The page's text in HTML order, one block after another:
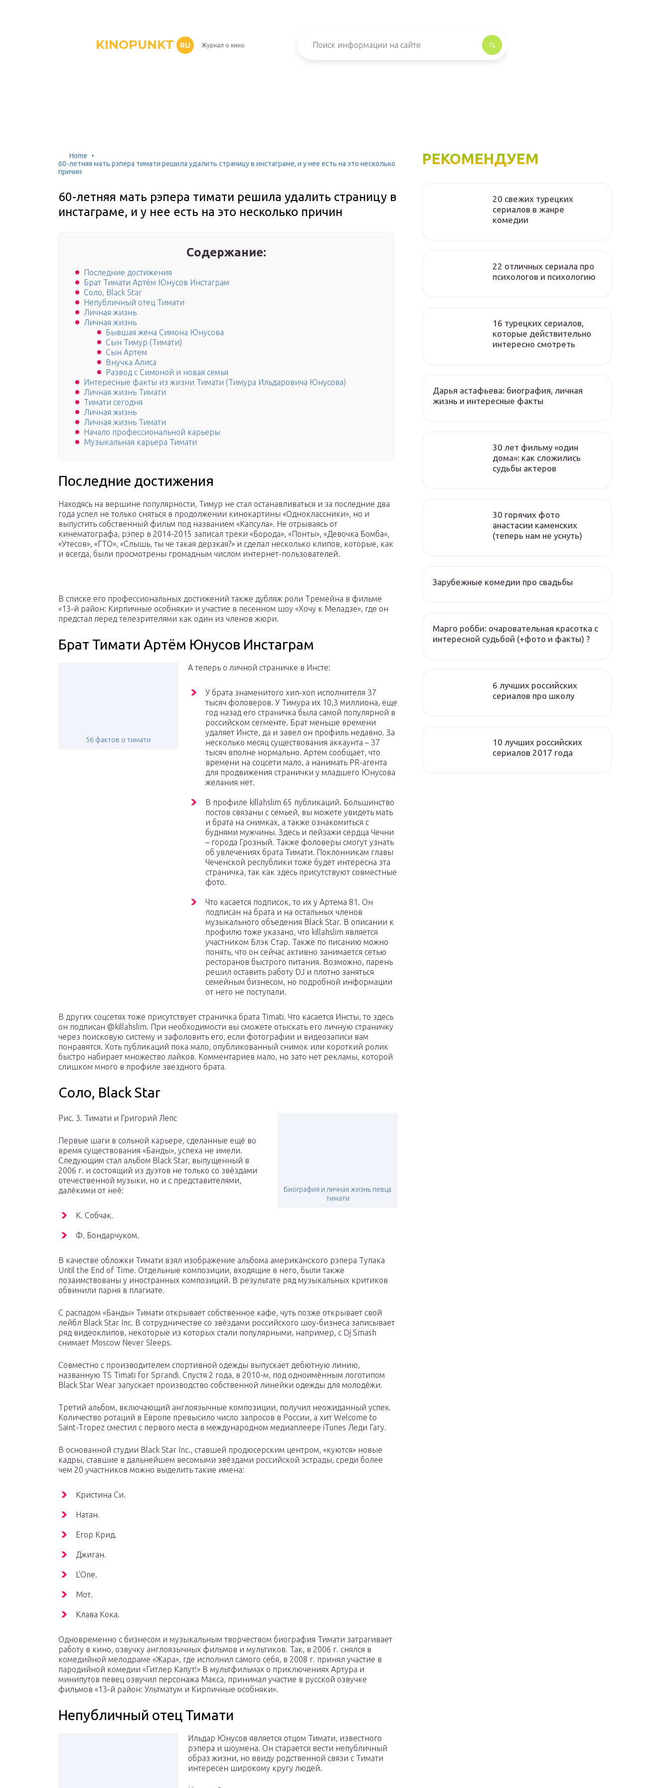
KINOPUNKT RU Журнал о кино
Home
60-летняя мать рэпера тимати решила удалить страницу в инстаграме, и у нее есть на это несколько
причин
60-летняя мать рэпера тимати решила удалить страницу в
инстаграме, и у нее есть на это несколько причин
Содержание:
Последние достижения
Брат Тимати Артём Юнусов Инстаграм
Соло, Black Star
Непубличный отец Тимати
Личная жизнь
Личная жизнь
Бывшая жена Симона Юнусова
Сын Тимур (Тимати)
Сын Артем
Внучка Алиса
Развод с Симоной и новая семья
Интересные факты из жизни Тимати (Тимура Ильдаровича Юнусова)
Личная жизнь Тимати
Тимати сегодня
Личная жизнь
Личная жизнь Тимати
Начало профессиональной карьеры
Музыкальная карьера Тимати
Последние достижения
Находясь на вершине популярности, Тимур не стал останавливаться и за последние два
года успел не только сняться в продолжении кинокартины «Одноклассники», но и
выпустить собственный фильм под названием «Капсула». Не отрываясь от
кинематографа, рэпер в 2014-2015 записал треки «Борода», «Понты», «Девочка Бомба»,
«Утесов», «ГТО», «Слышь, ты че такая дерзкая?» и сделал несколько клипов, которые, как
и всегда, были просмотрены громадным числом интернет-пользователей.
В списке его профессиональных достижений также дубляж роли Тремейна в фильме
«13-й район: Кирпичные особняки» и участие в песенном шоу «Хочу к Меладзе», где он
предстал перед телезрителями как один из членов жюри.
Брат Тимати Артём Юнусов Инстаграм
56 фактов о тимати
А теперь о личной страничке в Инсте:
У брата знаменитого хип-хоп исполнителя 37
тысяч фоловеров. У Тимура их 10,3 миллиона, еще
год назад его страничка была самой популярной в
российском сегменте. Брат меньше времени
удаляет Инсте, да и завел он профиль недавно. За
несколько месяц существования аккаунта – 37
тысяч вполне нормально. Артем сообщает, что
времени на соцсети мало, а нанимать PR-агента
для продвижения странички у младшего Юнусова
желания нет.
В профиле killahslim 65 публикаций. Большинство
постов связаны с семьей, вы можете увидеть мать
и брата на снимках, а также ознакомиться с
буднями мужчины. Здесь и пейзажи сердца Чечни
– города Грозный. Также фоловеры смогут узнать
об увлечениях брата Тимати. Поклонникам главы
Чеченской республики тоже будет интересна эта
страничка, так как здесь присутствуют совместные
фото.
Что касается подписок, то их у Артема 81. Он
подписан на брата и на остальных членов
музыкального объедения Black Star. В описании к
профилю тоже указано, что killahslim является
участником Блэк Стар. Также по писанию можно
понять, что он сейчас активно занимается сетью
ресторанов быстрого питания. Возможно, парень
решил оставить работу DJ и плотно заняться
семейным бизнесом, но подробной информации
от него не поступали.
В других соцсетях тоже присутствует страничка брата Timati. Что касается Инсты, то здесь
он подписан @killahslim. При необходимости вы сможете отыскать его личную страничку
через поисковую систему и зафоловить его, если фотографии и видеозаписи вам
понравятся. Хоть публикаций пока мало, опубликованный снимок или короткий ролик
быстро набирает множество лайков. Комментариев мало, но зато нет рекламы, которой
слишком много в профиле звездного брата.
Соло, Black Star
Биография и личная жизнь певца
тимати
Рис. 3. Тимати и Григорий Лепс
Первые шаги в сольной карьере, сделанные ещё во
время существования «Банды», успеха не имели.
Следующим стал альбом Black Star, выпущенный в
2006 г. и состоящий из дуэтов не только со звёздами
отечественной музыки, но и с представителями,
далёкими от неё:
К. Собчак.
Ф. Бондарчуком.
В качестве обложки Тимати взял изображение альбома американского рэпера Тупака
Until the End of Time. Отдельные композиции, входящие в него, были также
позаимствованы у иностранных композиций. В результате ряд музыкальных критиков
обвинили парня в плагиате.
С распадом «Банды» Тимати открывает собственное кафе, чуть позже открывает свой
лейбл Black Star Inc. В сотрудничестве со звёздами российского шоу-бизнеса записывает
ряд видеоклипов, некоторые из которых стали популярными, например, с Dj Smash
снимает Moscow Never Sleeps.
Совместно с производителем спортивной одежды выпускает дебютную линию,
названную TS Timati for Sprandi. Спустя 2 года, в 2010-м, под одноимённым логотипом
Black Star Wear запускает производство собственной линейки одежды для молодёжи.
Третий альбом, включающий англоязычные композиции, получил неожиданный успех.
Количество ротаций в Европе превысило число запросов в России, а хит Welcome to
Saint-Tropez сместил с первого места в международном медиаплеере iTunes Леди Гагу.
В основанной студии Black Star Inc., ставшей продюсерским центром, «куются» новые
кадры, ставшие в дальнейшем весомыми звёздами российской эстрады, среди более
чем 20 участников можно выделить такие имена:
Кристина Си.
Натан.
Егор Крид.
Джиган.
L’One.
Мот.
Клава Кока.
Одновременно с бизнесом и музыкальным творчеством биография Тимати затрагивает
работу в кино, озвучку англоязычных фильмов и мультиков. Так, в 2006 г. снялся в
комедийной мелодраме «Жара», где исполнил самого себя, в 2008 г. принял участие в
пародийной комедии «Гитлер Капут!» В мультфильмах о приключениях Артура и
минипутов певец озвучил персонажа Макса, принимал участие в русской озвучке
фильмов «13-й район: Ультматум и Кирпичные особняки».
Непубличный отец Тимати
Ильдар Юнусов является отцом Тимати, известного
рэпера и шоумена. Он старается вести непубличный
образ жизни, но ввиду родственной связи с Тимати
интересен широкому кругу людей.
РЕКОМЕНДУЕМ
20 свежих турецких
сериалов в жанре
комедии
22 отличных сериала про
психологов и психологию
16 турецких сериалов,
которые действительно
интересно смотреть
Дарья астафьева: биография, личная
жизнь и интересные факты
30 лет фильму «один
дома»: как сложились
судьбы актеров
30 горячих фото
анастасии каменских
(теперь нам не уснуть)
Зарубежные комедии про свадьбы
Марго робби: очаровательная красотка с
интересной судьбой (+фото и факты) ?
6 лучших российских
сериалов про школу
10 лучших российских
сериалов 2017 года